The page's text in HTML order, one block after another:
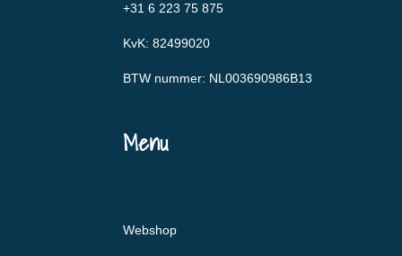
+31 6 223 75 875
KvK: 82499020
BTW nummer: NL003690986B13
Menu
Webshop